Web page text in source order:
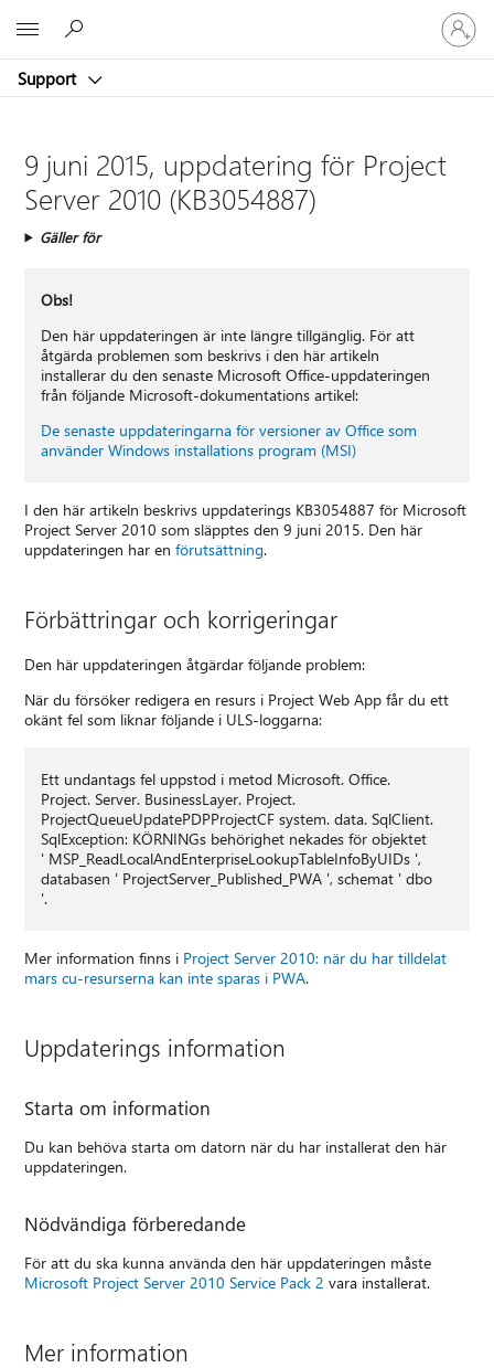
Support
Logga
in
på
konto
9 juni 2015, uppdatering för Project
Server 2010 (KB3054887)
Gäller för
Obs!
Den här uppdateringen är inte längre tillgänglig. För att
åtgärda problemen som beskrivs i den här artikeln
installerar du den senaste Microsoft Office-uppdateringen
från följande Microsoft-dokumentations artikel:
De senaste uppdateringarna för versioner av Office som
använder Windows installations program (MSI)
I den här artikeln beskrivs uppdaterings KB3054887 för Microsoft
Project Server 2010 som släpptes den 9 juni 2015. Den här
uppdateringen har enförutsättning.
Förbättringar och korrigeringar
Den här uppdateringen åtgärdar följande problem:
När du försöker redigera en resurs i Project Web App får du ett
okänt fel som liknar följande i ULS-loggarna:
Ett undantags fel uppstod i metod Microsoft. Office.
Project. Server. BusinessLayer. Project.
ProjectQueueUpdatePDPProjectCF system. data. SqlClient.
SqlException: KÖRNINGs behörighet nekades för objektet
' MSP_ReadLocalAndEnterpriseLookupTableInfoByUIDs ',
databasen ' ProjectServer_Published_PWA ', schemat ' dbo
'.
Mer information finns i Project Server 2010: när du har tilldelat
mars cu-resurserna kan inte sparas i PWA.
Uppdaterings information
Starta om information
Du kan behöva starta om datorn när du har installerat den här
uppdateringen.
Nödvändiga förberedande
För att du ska kunna använda den här uppdateringen måste
Microsoft Project Server 2010 Service Pack 2 vara installerat.
Mer information